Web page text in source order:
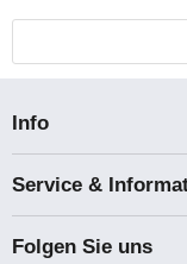
Info
Service &
Folgen Sie uns